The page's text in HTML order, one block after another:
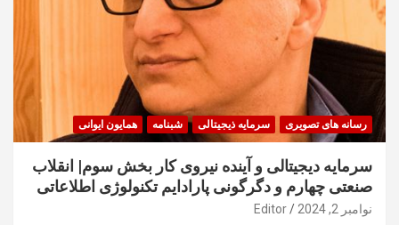
رسانه های تصویری سرمایه ذیجیتالی شبنامه همایون ایوانی
سرمایه دیجیتالی و آینده‌ نیروی کار بخش سوم| انقلاب
صنعتی چهارم و دگرگونی پارادایم تکنولوژی اطلاعاتی
نوامبر 2, 2024 Editor